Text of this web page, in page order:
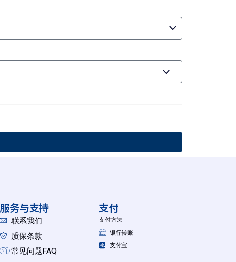
服务与支持
联系我们
质保条款
常见问题FAQ
支付
支付方法
银行转账
支付宝